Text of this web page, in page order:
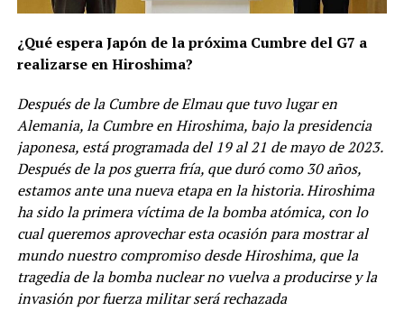
¿Qué espera Japón de la próxima Cumbre del G7 a
realizarse en Hiroshima?
Después de la Cumbre de Elmau que tuvo lugar en
Alemania, la Cumbre en Hiroshima, bajo la presidencia
japonesa, está programada del 19 al 21 de mayo de 2023.
Después de la pos guerra fría, que duró como 30 años,
estamos ante una nueva etapa en la historia. Hiroshima
ha sido la primera víctima de la bomba atómica, con lo
cual queremos aprovechar esta ocasión para mostrar al
mundo nuestro compromiso desde Hiroshima, que la
tragedia de la bomba nuclear no vuelva a producirse y la
invasión por fuerza militar será rechazada